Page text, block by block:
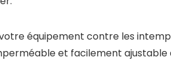
équipement contre les
et facilement